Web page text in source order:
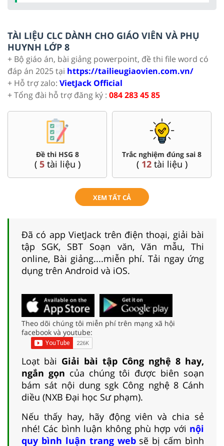
TÀI LIỆU CLC DÀNH CHO GIÁO VIÊN VÀ PHỤ
HUYNH LỚP 8
+ Bộ giáo án, bài giảng powerpoint, đề thi file word có
đáp án 2025 tại https://tailieugiaovien.com.vn/
+ Hỗ trợ zalo: VietJack Official
+ Tổng đài hỗ trợ đăng ký : 084 283 45 85
Đề thi HSG 8
( 5tài liệu )
Trắc nghiệm đúng sai 8
( 12tài liệu )
XEM TẤT CẢ
Đã có app VietJack trên điện thoại, giải bài
tập SGK, SBT Soạn văn, Văn mẫu, Thi
online, Bài giảng....miễn phí. Tải ngay ứng
dụng trên Android và iOS.
Theo dõi chúng tôi miễn phí trên mạng xã hội
facebook và youtube:
Loạt bài Giải bài tập Công nghệ 8 hay,
ngắn gọn của chúng tôi được biên soạn
bám sát nội dung sgk Công nghệ 8 Cánh
diều (NXB Đại học Sư phạm).
Nếu thấy hay, hãy động viên và chia sẻ
nhé! Các bình luận không phù hợp với nội
quy bình luận trang websẽ bị cấm bình